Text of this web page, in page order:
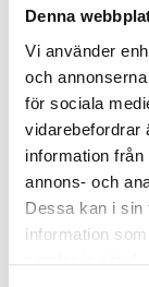
Denna
Vi använder
och
för sociala
vidarebefordrar
information
annons- och
Dessa kan i sin
information
samlat in när
Så